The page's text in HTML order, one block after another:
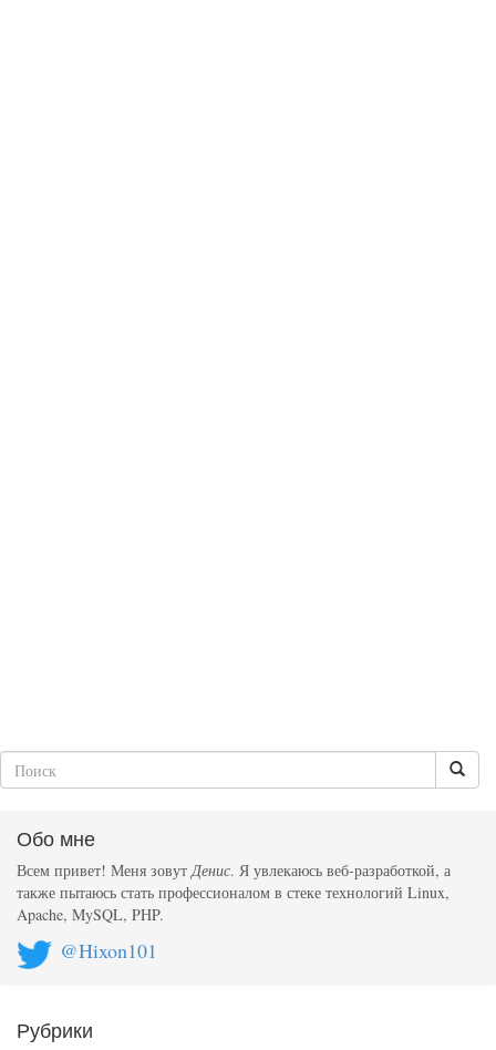
Обо мне
Всем привет! Меня зовутДенис. Я увлекаюсь веб-разработкой, а
также пытаюсь стать профессионалом в стеке технологий Linux,
Apache, MySQL, PHP.
@Hixon101
Рубрики